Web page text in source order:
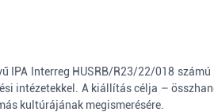
IPA Interreg HUSRB/R23/22/018
intézetekkel. A kiállítás célja –
kultúrájának megismerésére.